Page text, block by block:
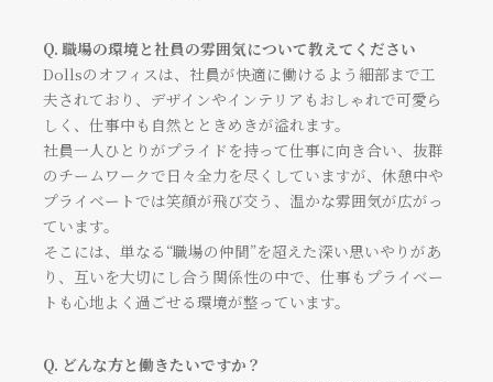
藤井 世来
Q. 職場の環境と社員の雰囲気について教えてください
Dollsのオフィスは、社員が快適に働けるよう細部まで工
夫されており、デザインやインテリアもおしゃれで可愛ら
しく、仕事中も自然とときめきが溢れます。
社員一人ひとりがプライドを持って仕事に向き合い、抜群
のチームワークで日々全力を尽くしていますが、休憩中や
プライベートでは笑顔が飛び交う、温かな雰囲気が広がっ
ています。
そこには、単なる“職場の仲間”を超えた深い思いやりがあ
り、互いを大切にし合う関係性の中で、仕事もプライベー
トも心地よく過ごせる環境が整っています。
Q. どんな方と働きたいですか？